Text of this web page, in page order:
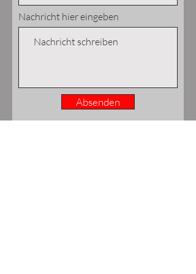
Nachricht hier eingeben
Absenden